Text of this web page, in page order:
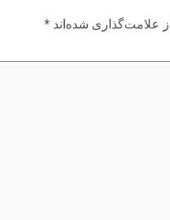
علامت‌گذاری شده‌اند *